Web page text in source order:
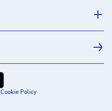
Cookie Policy